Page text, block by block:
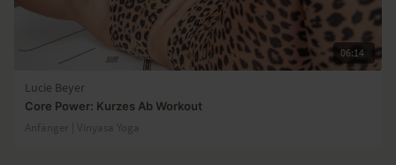
06:14
Lucie Beyer
Core Power: Kurzes Ab Workout
Anfänger | Vinyasa Yoga